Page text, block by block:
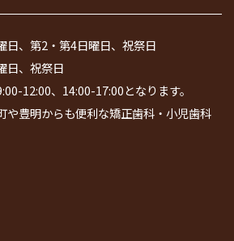
日、第2・第4日曜日、祝祭日
日、祝祭日
12:00、14:00-17:00となります。
豊明からも便利な矯正歯科・小児歯科